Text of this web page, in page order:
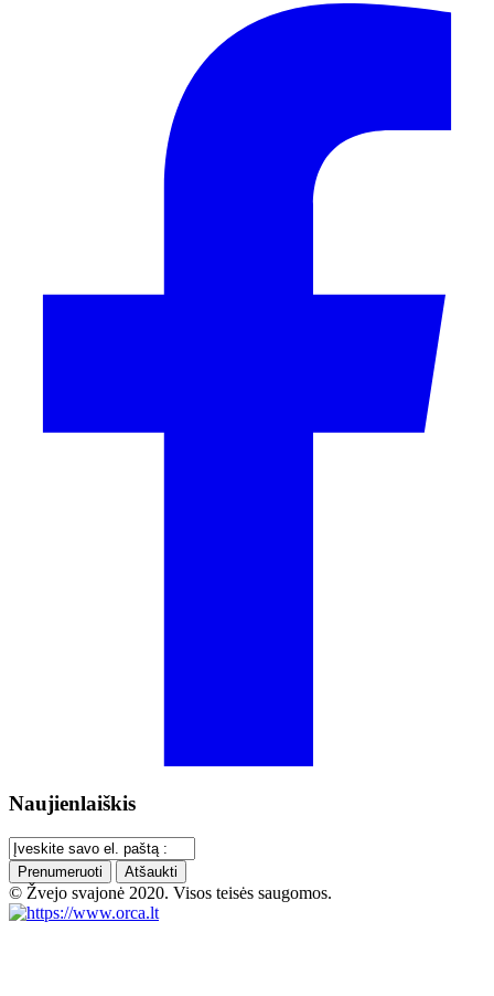
Naujienlaiškis
Prenumeruoti Atšaukti
© Žvejo svajonė 2020. Visos teisės saugomos.